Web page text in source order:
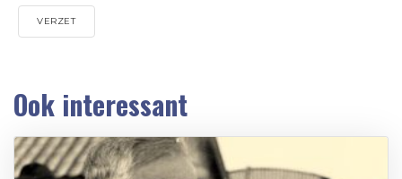
VERZET
Ook interessant